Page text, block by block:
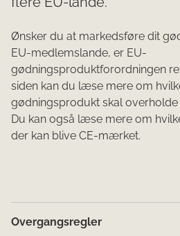
Ønsker du at markedsføre dit
EU-medlemslande, er EU-
gødningsproduktforordningen
siden kan du læse mere om
gødningsprodukt skal
Du kan også læse mere om
der kan blive CE-mærket.
Overgangsregler